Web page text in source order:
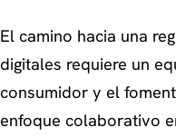
El camino hacia una
digitales requiere un
consumidor y el
enfoque colaborativo